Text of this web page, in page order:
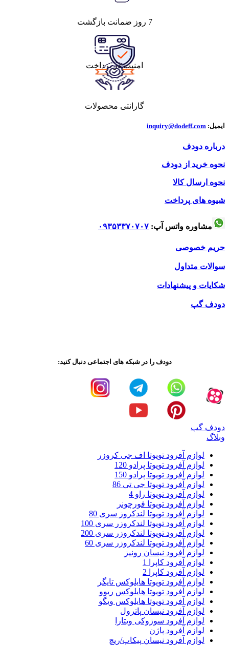
7 روز ضمانت بازگشت
امنیت در پرداخت
گارانتی محصولات
ایمیل: inquiry@dodeff.com
درباره دودف
نحوه خرید از دودف
نحوه ارسال کالا
شیوه های پرداخت
مشاوره واتس آپ: ۰۹۳۵۳۳۷۰۷۰۷
حریم خصوصی
سوالات متداول
شکایات و پیشنهادات
دودف گپ
دودف را در شبکه های اجتماعی دنبال کنید:
دودف گپ
وبلاگ
لوازم آفرود تویوتا اف جی کروزر
لوازم آفرود تویوتا پرادو 120
لوازم آفرود تویوتا پرادو 150
لوازم آفرود تویوتا جی تی 86
لوازم آفرود تویوتا راو 4
لوازم آفرود تویوتا فورچونر
لوازم آفرود تویوتا لندکروز سری 80
لوازم آفرود تویوتا لندکروزر سری 100
لوازم آفرود تویوتا لندکروزر سری 200
لوازم آفرود تویوتا لندکروزر سری 60
لوازم آفرود نیسان رونیز
لوازم آفرود کاپرا 1
لوازم آفرود کاپرا 2
لوازم آفرود تویوتا هایلوکس تایگر
لوازم آفرود تویوتا هایلوکس ریوو
لوازم آفرود تویوتا هایلوکس ویگو
لوازم آفرود نیسان پاترول
لوازم آفرود سوزوکی ویتارا
لوازم آفرود پاژن
لوازم آفرود نیسان پیکاپ/ریچ